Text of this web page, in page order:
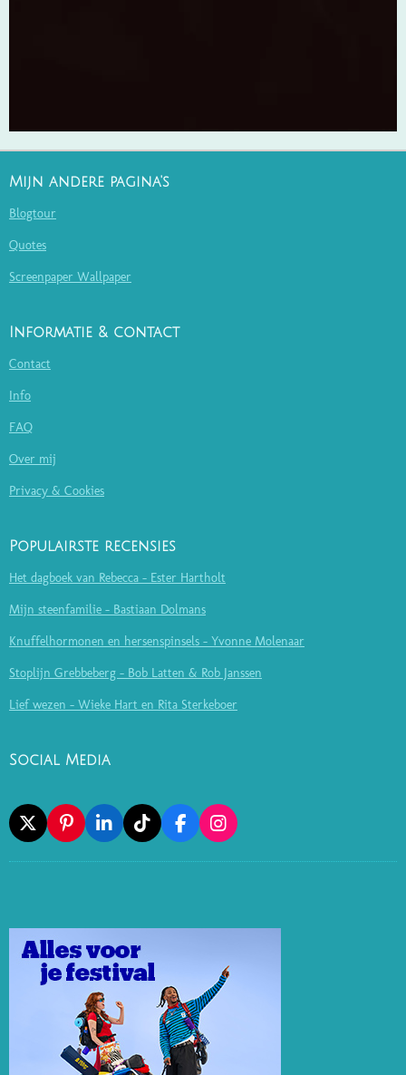
Mijn andere pagina's
Blogtour
Quotes
Screenpaper Wallpaper
Informatie & contact
Contact
Info
FAQ
Over mij
Privacy & Cookies
Populairste recensies
Het dagboek van Rebecca - Ester Hartholt
Mijn steenfamilie - Bastiaan Dolmans
Knuffelhormonen en hersenspinsels - Yvonne Molenaar
Stoplijn Grebbeberg - Bob Latten & Rob Janssen
Lief wezen - Wieke Hart en Rita Sterkeboer
Social Media
X
P
I
N
E
S
T
L
I
N
I
N
T
I
K
F
A
C
O
I
N
S
R
M